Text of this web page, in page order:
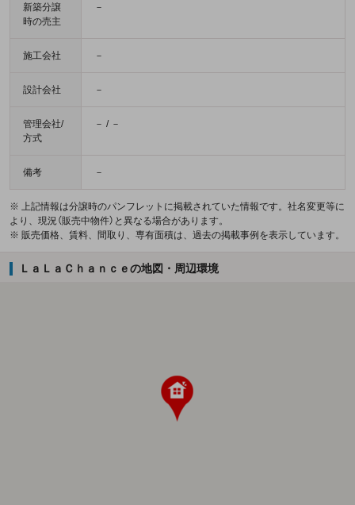
新築分譲
時の売主
－
施工会社 －
設計会社 －
管理会社/
方式
－ / －
備考 －
※ 上記情報は分譲時のパンフレットに掲載されていた情報です。社名変更等に
より、現況（販売中物件）と異なる場合があります。
※ 販売価格、賃料、間取り、専有面積は、過去の掲載事例を表示しています。
ＬａＬａＣｈａｎｃｅの地図・周辺環境